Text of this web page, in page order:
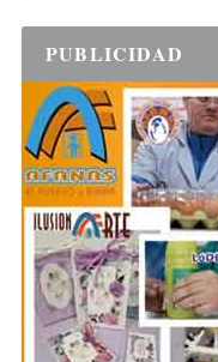
PUBLICIDAD